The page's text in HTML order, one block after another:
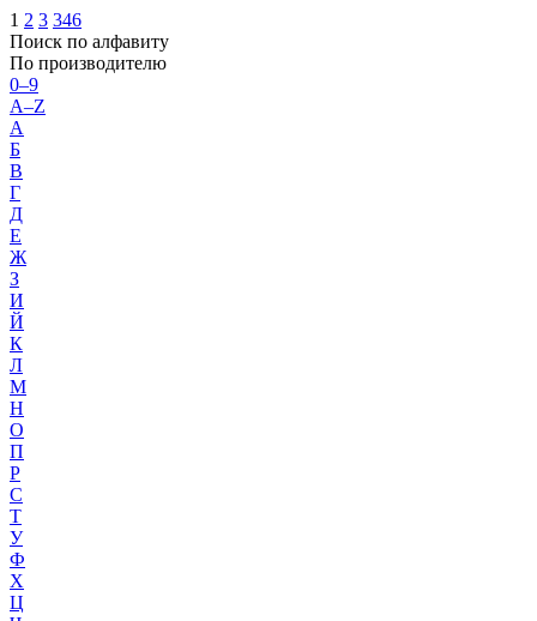
1 2 3 346
Поиск по алфавиту
По производителю
0–9
A–Z
А
Б
В
Г
Д
Е
Ж
З
И
Й
К
Л
М
Н
О
П
Р
С
Т
У
Ф
Х
Ц